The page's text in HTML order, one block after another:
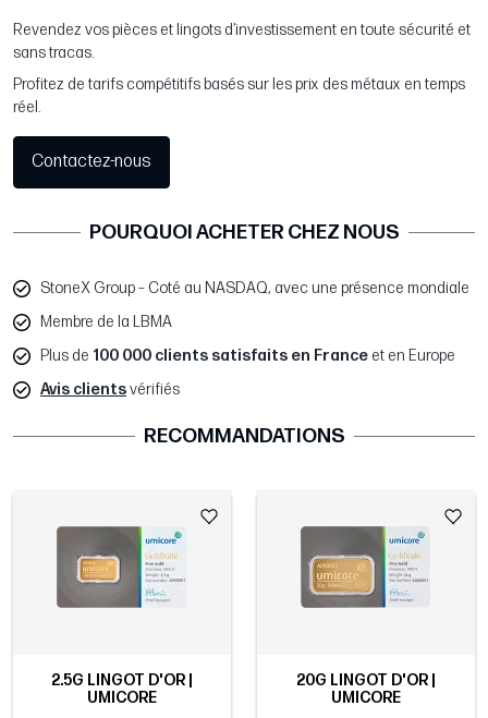
Revendez vos pièces et lingots d’investissement en toute sécurité et
sans tracas.
Profitez de tarifs compétitifs basés sur les prix des métaux en temps
réel.
Contactez-nous
POURQUOI ACHETER CHEZ NOUS
StoneX Group – Coté au NASDAQ, avec une présence mondiale
Membre de la LBMA
Plus de 100 000 clients satisfaits en France et en Europe
Avis clientsvérifiés
RECOMMANDATIONS
2.5G LINGOT D'OR |
UMICORE
20G LINGOT D'OR |
UMICORE